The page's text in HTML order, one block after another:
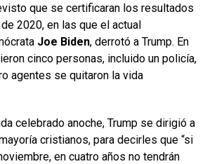
que se certificaran los resultados
2020, en las que el actual
Joe Biden, derrotó a Trump. En
cinco personas, incluido un policía,
agentes se quitaron la vida
celebrado anoche, Trump se dirigió a
cristianos, para decirles que “si
en cuatro años no tendrán